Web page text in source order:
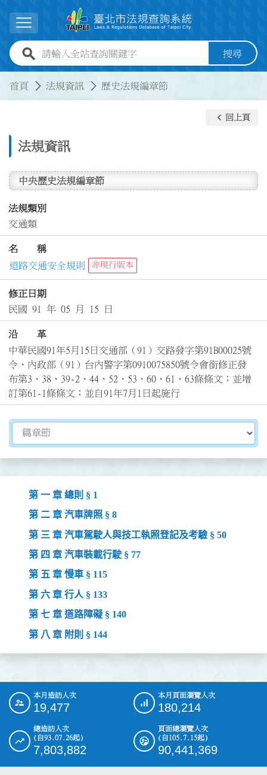
展開選單
全站查詢關鍵字欄位 搜尋
首頁 法規資訊 歷史法規編章節
法規資訊
keyboard_arrow_left 回上頁
中央歷史法規編章節
法規類別
交通類
名 稱
道路交通安全規則
非現行版本
修正日期
民國 91 年 05 月 15 日
沿 革
中華民國91年5月15日交通部（91）交路發字第91B00025號
令、內政部（91）台內警字第0910075850號令會銜修正發
布第3、38、39-2、44、52、53、60、61、63條條文；並增
訂第61-1條條文；並自91年7月1日起施行
切換選擇法規資訊內容
第 一 章 總則 § 1
第 二 章 汽車牌照 § 8
第 三 章 汽車駕駛人與技工執照登記及考驗 § 50
第 四 章 汽車裝載行駛 § 77
第 五 章 慢車 § 115
第 六 章 行人 § 133
第 七 章 道路障礙 § 140
第 八 章 附則 § 144
::: 本月造訪人次
19,477
本月頁面瀏覽人次
180,214
總造訪人次
(自93.07.26起)
7,803,882
頁面總瀏覽人次
(自105.7.15起)
90,441,369